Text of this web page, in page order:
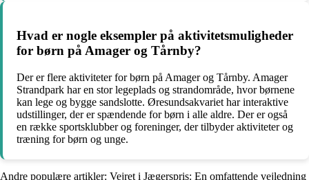
Hvad er nogle eksempler på aktivitetsmuligheder
for børn på Amager og Tårnby?
Der er flere aktiviteter for børn på Amager og Tårnby. Amager
Strandpark har en stor legeplads og strandområde, hvor børnene
kan lege og bygge sandslotte. Øresundsakvariet har interaktive
udstillinger, der er spændende for børn i alle aldre. Der er også
en række sportsklubber og foreninger, der tilbyder aktiviteter og
træning for børn og unge.
Andre populære artikler: Vejret i Jægerspris: En omfattende vejledning